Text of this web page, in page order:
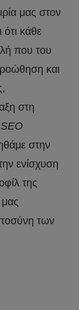
μας στον
ότι κάθε
που του
και
στη
SEO
στην
ενίσχυση
της
μας
των